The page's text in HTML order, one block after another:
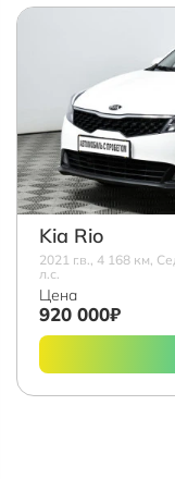
Kia Rio
2021 г.в., 4 168 км,
л.с.
Цена
920 000₽